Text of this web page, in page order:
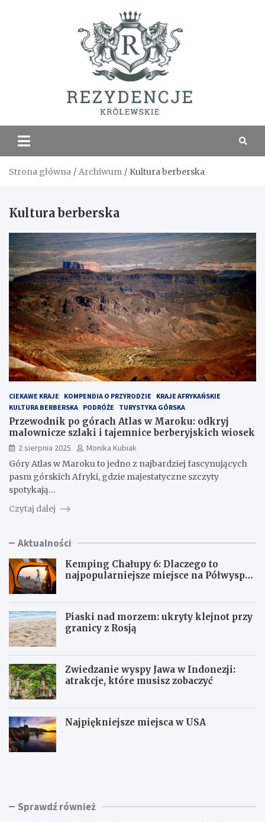
Strona główna Archiwum Kultura berberska
Kultura berberska
CIEKAWE KRAJE KOMPENDIA O PRZYRODZIE
KRAJE AFRYKAŃSKIE
KULTURA BERBERSKA PODRÓŻE TURYSTYKA GÓRSKA
Przewodnik po górach Atlas w Maroku: odkryj
malownicze szlaki i tajemnice berberyjskich wiosek
2 sierpnia 2025
Monika Kubiak
Góry Atlas w Maroku to jedno z najbardziej fascynujących
pasm górskich Afryki, gdzie majestatyczne szczyty
spotykają…
Czytaj dalej
Aktualności
Kemping Chałupy 6: Dlaczego to
najpopularniejsze miejsce na Półwyspie
Piaski nad morzem: ukryty klejnot przy
granicy z Rosją
Zwiedzanie wyspy Jawa w Indonezji:
atrakcje, które musisz zobaczyć
Najpiękniejsze miejsca w USA
K
n
P
i Sprawdź również